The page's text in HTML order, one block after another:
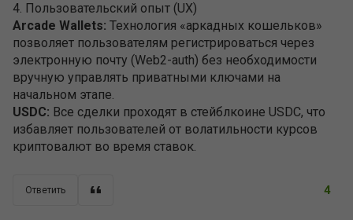
4. Пользовательский опыт (UX)
Arcade Wallets: Технология «аркадных кошельков»
позволяет пользователям регистрироваться через
электронную почту (Web2-auth) без необходимости
вручную управлять приватными ключами на
начальном этапе.
USDC: Все сделки проходят в стейблкоине USDC, что
избавляет пользователей от волатильности курсов
криптовалют во время ставок.
Ответить 4